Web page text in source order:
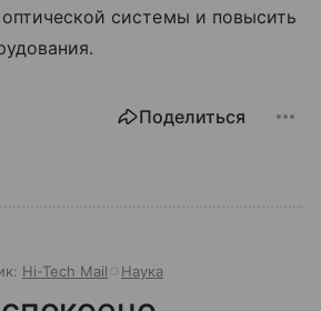
системы и повысить
Поделиться
Hi-Tech Mail Наука